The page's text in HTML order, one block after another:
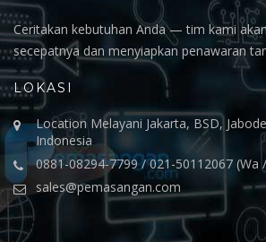
Ceritakan kebutuhan Anda — tim kami
secepatnya dan menyiapkan penawaran
LOKASI
Location Melayani Jakarta, BSD,
Indonesia
0881-08294-7799 / 021-50112067 (Wa
sales@pemasangan.com